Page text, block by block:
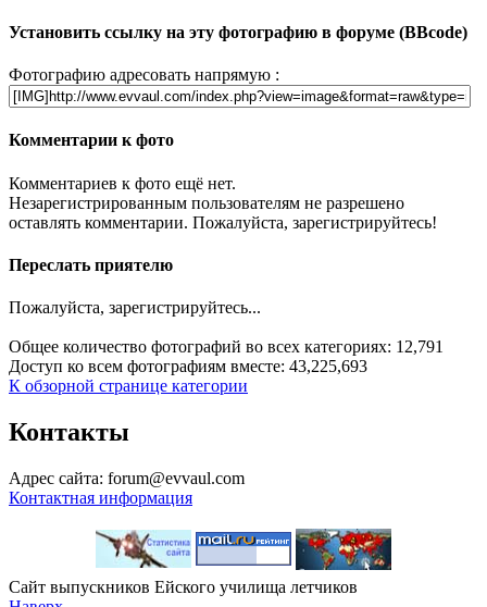
Установить ссылку на эту фотографию в форуме (BBcode)
Фотографию адресовать напрямую :
Комментарии к фото
Комментариев к фото ещё нет.
Незарегистрированным пользователям не разрешено
оставлять комментарии. Пожалуйста, зарегистрируйтесь!
Переслать приятелю
Пожалуйста, зарегистрируйтесь...
Общее количество фотографий во всех категориях: 12,791
Доступ ко всем фотографиям вместе: 43,225,693
К обзорной странице категории
Контакты
Адрес сайта: forum@evvaul.com
Контактная информация
Сайт выпускников Ейского училища летчиков